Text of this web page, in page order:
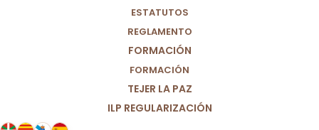
ESTATUTOS
REGLAMENTO
FORMACIÓN
FORMACIÓN
TEJER LA PAZ
ILP REGULARIZACIÓN